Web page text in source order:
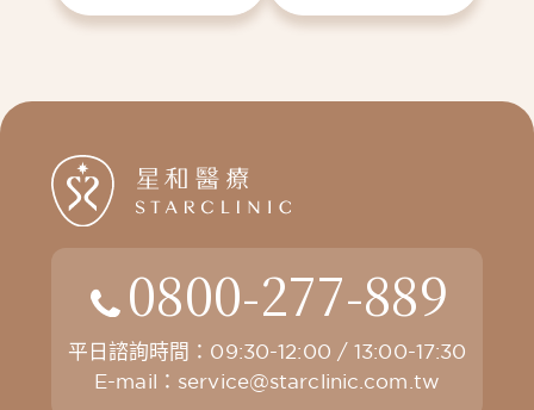
0800-277-889
平日諮詢時間：09:30-12:00 / 13:00-17:30
E-mail： service@starclinic.com.tw